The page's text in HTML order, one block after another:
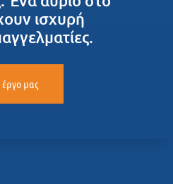
ισχυρή
έργο μας